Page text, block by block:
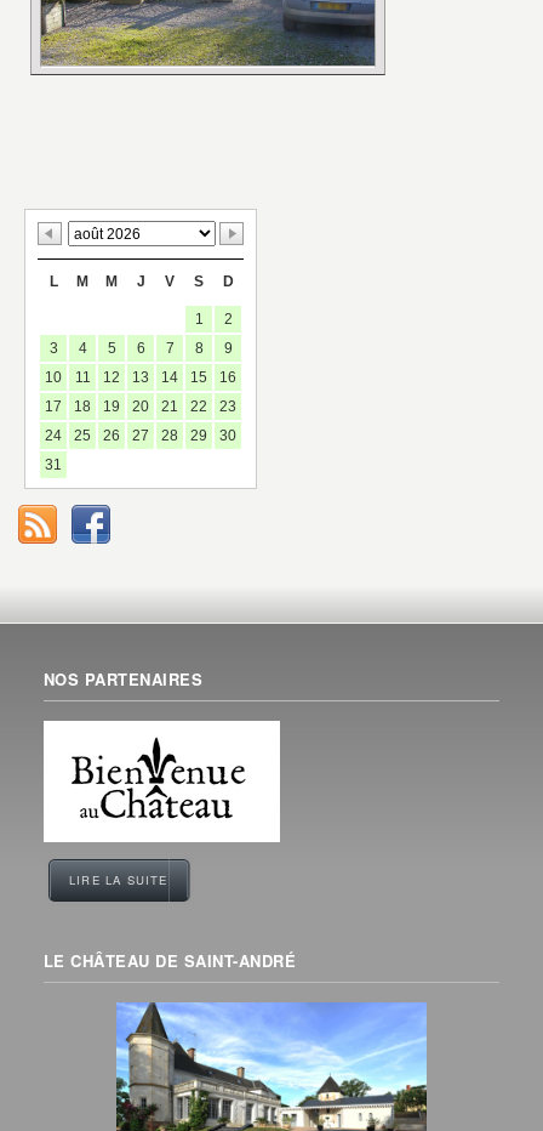
L M M J V S D
1
2
3
4 5 6 7 8
9
10
11 12 13 14 15
16
17
18 19 20 21 22
23
24
25 26 27 28 29
30
31
NOS PARTENAIRES
LIRE LA SUITE
LE CHÂTEAU DE SAINT-ANDRÉ